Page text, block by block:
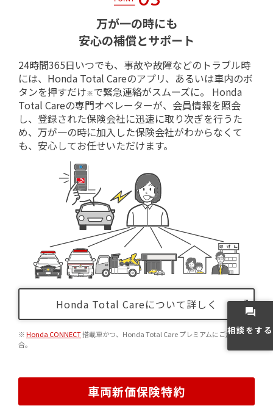
万が一の時にも
安心の補償とサポート
24時間365日いつでも、事故や故障などのトラブル時
には、Honda Total Careのアプリ、あるいは車内のボ
タンを押すだけ※で緊急連絡がスムーズに。 Honda
Total Careの専門オペレーターが、会員情報を照会
し、登録された保険会社に迅速に取り次ぎを行うた
め、万が一の時に加入した保険会社がわからなくて
も、安心してお任せいただけます。
Honda Total Careについて詳しく
※Honda CONNECT搭載車かつ、Honda Total Care プレミアムにご加入の場
合。
車両新価保険特約
相談をする